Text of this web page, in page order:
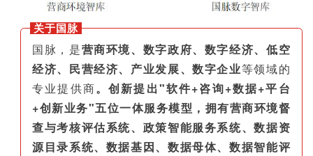
关于国脉
国脉，是营商环境、数字政府、数字经济、低空
经济、民营经济、产业发展、数字企业等领域的
专业提供商。创新提出"软件+咨询+数据+平台
+创新业务"五位一体服务模型，拥有营商环境督
查与考核评估系统、政策智能服务系统、数据资
源目录系统、数据基因、数据母体、数据智能评